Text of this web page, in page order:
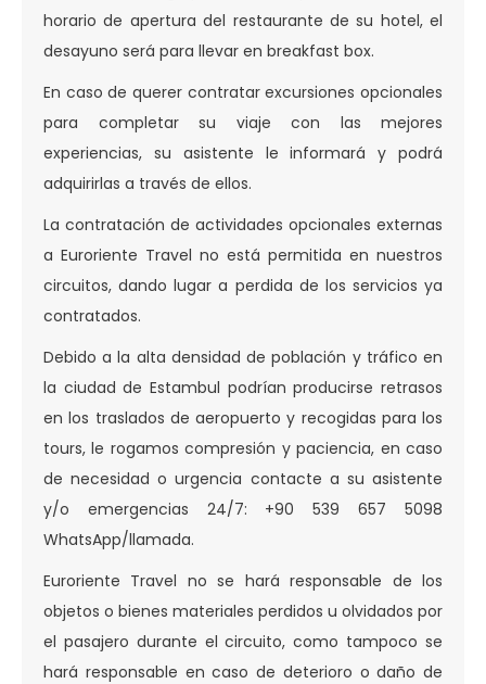
horario de apertura del restaurante de su hotel, el
desayuno será para llevar en breakfast box.
En caso de querer contratar excursiones opcionales
para completar su viaje con las mejores
experiencias, su asistente le informará y podrá
adquirirlas a través de ellos.
La contratación de actividades opcionales externas
a Euroriente Travel no está permitida en nuestros
circuitos, dando lugar a perdida de los servicios ya
contratados.
Debido a la alta densidad de población y tráfico en
la ciudad de Estambul podrían producirse retrasos
en los traslados de aeropuerto y recogidas para los
tours, le rogamos compresión y paciencia, en caso
de necesidad o urgencia contacte a su asistente
y/o emergencias 24/7: +90 539 657 5098
WhatsApp/llamada.
Euroriente Travel no se hará responsable de los
objetos o bienes materiales perdidos u olvidados por
el pasajero durante el circuito, como tampoco se
hará responsable en caso de deterioro o daño de